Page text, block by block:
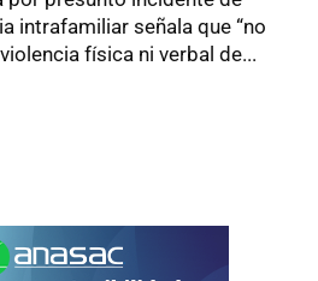
intrafamiliar señala que “no
física ni verbal de...